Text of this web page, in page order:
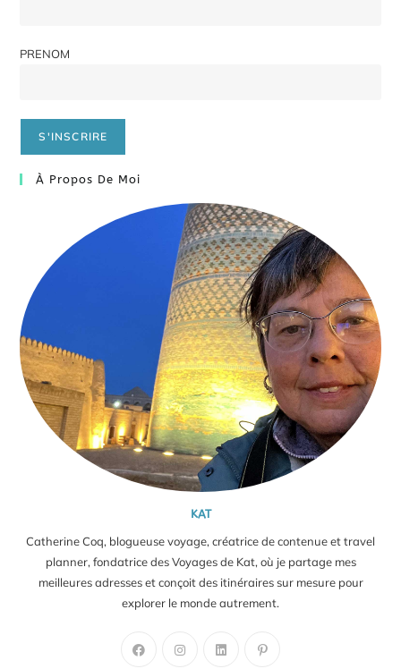
PRENOM
À Propos De Moi
KAT
Catherine Coq, blogueuse voyage, créatrice de contenue et travel
planner, fondatrice des Voyages de Kat, où je partage mes
meilleures adresses et conçoit des itinéraires sur mesure pour
explorer le monde autrement.
S’ouvre
S’ouvre
S’ouvre